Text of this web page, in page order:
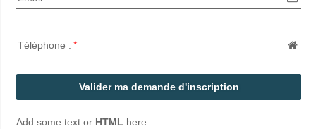
Téléphone :
Valider ma demande d'inscription
Add some text or HTML here